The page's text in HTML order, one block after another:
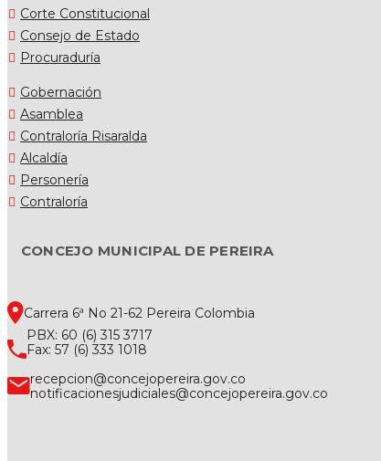
Corte Constitucional
Consejo de Estado
Procuraduría
Gobernación
Asamblea
Contraloría Risaralda
Alcaldía
Personería
Contraloría
CONCEJO MUNICIPAL DE PEREIRA
Carrera 6ª No 21-62 Pereira Colombia
PBX: 60 (6) 315 3717
Fax: 57 (6) 333 1018
recepcion@concejopereira.gov.co
notificacionesjudiciales@concejopereira.gov.co